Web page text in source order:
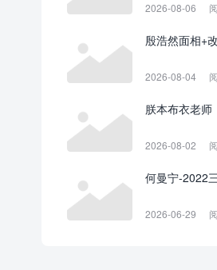
2026-08-06
殷浩然面相+
2026-08-04
朕本布衣老
2026-08-02
何曼宁-2022
2026-06-29